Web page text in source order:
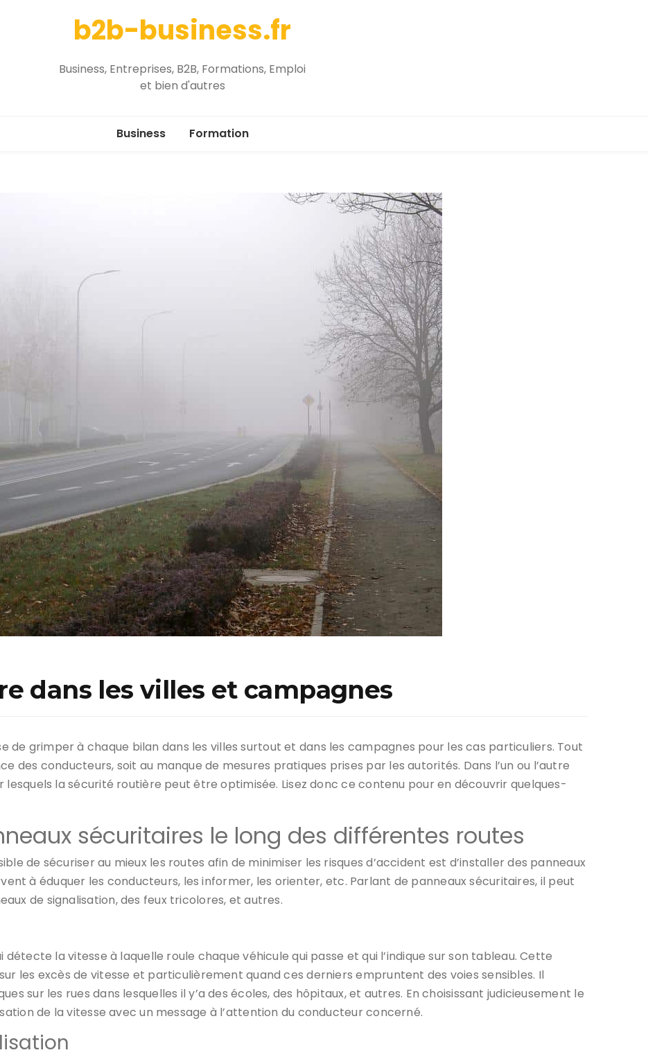
b2b-business.fr
Business, Entreprises, B2B, Formations, Emploi
et bien d'autres
Business Formation
dans les villes et campagnes
de grimper à chaque bilan dans les villes surtout et dans les campagnes pour les cas particuliers. Tout
des conducteurs, soit au manque de mesures pratiques prises par les autorités. Dans l’un ou l’autre
lesquels la sécurité routière peut être optimisée. Lisez donc ce contenu pour en découvrir quelques-
sécuritaires le long des différentes routes
de sécuriser au mieux les routes afin de minimiser les risques d’accident est d’installer des panneaux
à éduquer les conducteurs, les informer, les orienter, etc. Parlant de panneaux sécuritaires, il peut
de signalisation, des feux tricolores, et autres.
la vitesse à laquelle roule chaque véhicule qui passe et qui l’indique sur son tableau. Cette
les excès de vitesse et particulièrement quand ces derniers empruntent des voies sensibles. Il
sur les rues dans lesquelles il y’a des écoles, des hôpitaux, et autres. En choisissant judicieusement le
de la vitesse avec un message à l’attention du conducteur concerné.